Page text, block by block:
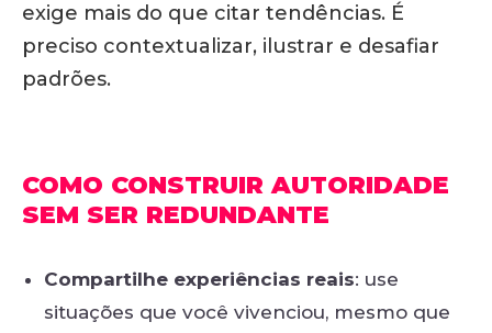
exige mais do que citar tendências. É
preciso contextualizar, ilustrar e desafiar
padrões.
COMO CONSTRUIR AUTORIDADE
SEM SER REDUNDANTE
Compartilhe experiências reais: use
situações que você vivenciou, mesmo que